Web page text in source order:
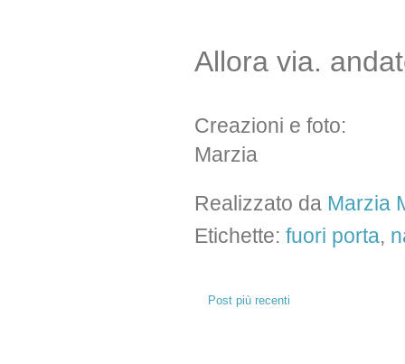
Allora via.
Creazioni e foto:
Marzia
Realizzato da Marzia
Etichette: fuori porta,
Post più recenti